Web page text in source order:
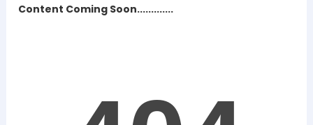
Content Coming Soon.............